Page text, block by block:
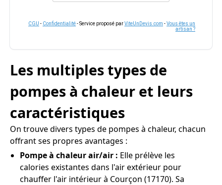
CGU - Confidentialité- Service proposé parViteUnDevis.com -Vous êtes un
artisan ?
Les multiples types de
pompes à chaleur et leurs
caractéristiques
On trouve divers types de pompes à chaleur, chacun
offrant ses propres avantages :
Pompe à chaleur air/air : Elle prélève les
calories existantes dans l'air extérieur pour
chauffer l'air intérieur à Courçon (17170). Sa